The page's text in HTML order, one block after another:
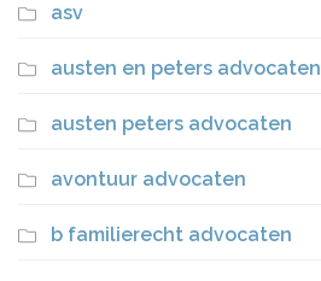
asv
austen en peters advocaten
austen peters advocaten
avontuur advocaten
b familierecht advocaten